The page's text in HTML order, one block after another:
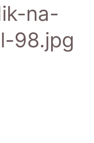
na-
98.jpg